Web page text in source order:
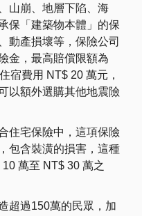
山崩、地層下陷、海
保「建築物本體」的保
動產損壞等，保險公司
金，最高賠償限額為
宿費用 NT$ 20 萬元，
以額外選購其他地震險
住宅保險中，這項保險
包含裝潢的損害，這種
萬至 NT$ 30 萬之
超過150萬的民眾，加